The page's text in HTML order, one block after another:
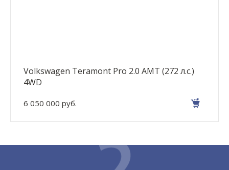
Volkswagen Teramont Pro 2.0 AMT (272 л.с.)
4WD
6 050 000 руб.